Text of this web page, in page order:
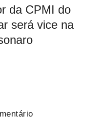
da CPMI do
será vice na